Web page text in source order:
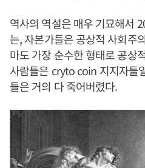
역사의 역설은 매우 기묘해서
는, 자본가들은 공상적 사회주
마도 가장 순수한 형태로 공상
사람들은 cryto coin 지지자들
들은 거의 다 죽어버렸다.